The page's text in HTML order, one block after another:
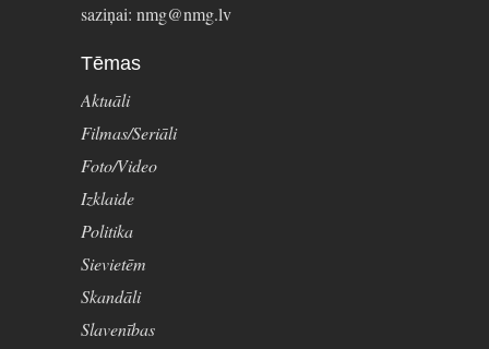
saziņai: nmg@nmg.lv
Tēmas
Aktuāli
Filmas/Seriāli
Foto/Video
Izklaide
Politika
Sievietēm
Skandāli
Slavenības